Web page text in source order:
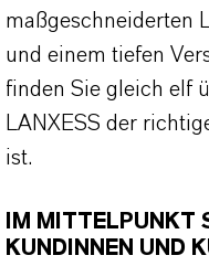
maßgeschneiderten
und einem tiefen
finden Sie gleich elf
LANXESS der
ist.
IM MITTELPUNKT
KUNDINNEN UND